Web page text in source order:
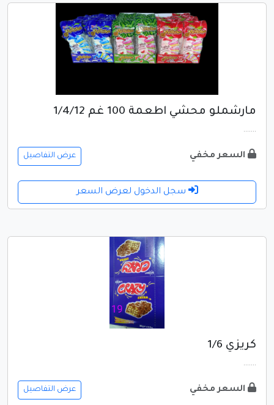
مارشملو محشي اطعمة 100 غم 1/4/12
.......
السعر مخفي عرض التفاصيل
سجل الدخول لعرض السعر
كريزي 1/6
.......
السعر مخفي عرض التفاصيل